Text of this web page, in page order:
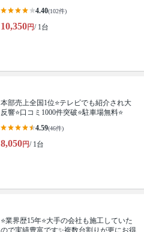
4.40(102件)
10,350円/ 1台
本部売上全国1位⭐テレビでも紹介され大
反響⭐️口コミ1000件突破⭐️駐車場無料⭐
4.59(46件)
8,050円/ 1台
⭐業界歴15年⭐大手の会社も施工していた
ので実績豊富です✨複数台割りが更にお得